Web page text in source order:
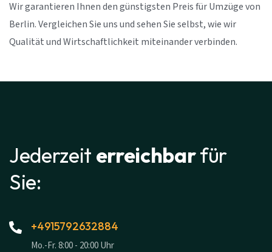
Wir garantieren Ihnen den günstigsten Preis für Umzüge von
Berlin. Vergleichen Sie uns und sehen Sie selbst, wie wir
Qualität und Wirtschaftlichkeit miteinander verbinden.
Jederzeit erreichbarfür
Sie:
+4915792632884
Mo.-Fr. 8:00 - 20:00 Uhr